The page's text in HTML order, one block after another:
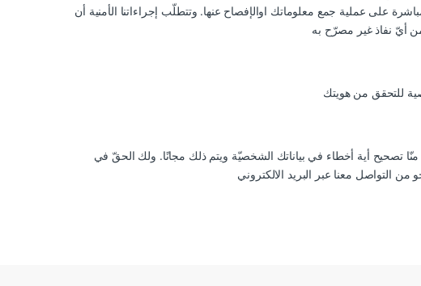
على عملية جمع معلوماتك اوالإفصاح عنها. وتتطلّب إجراءاتنا الأمنية أن
تصحيح أية أخطاء في بياناتك الشخصيّة ويتم ذلك مجانًا. ولك الحقّ في